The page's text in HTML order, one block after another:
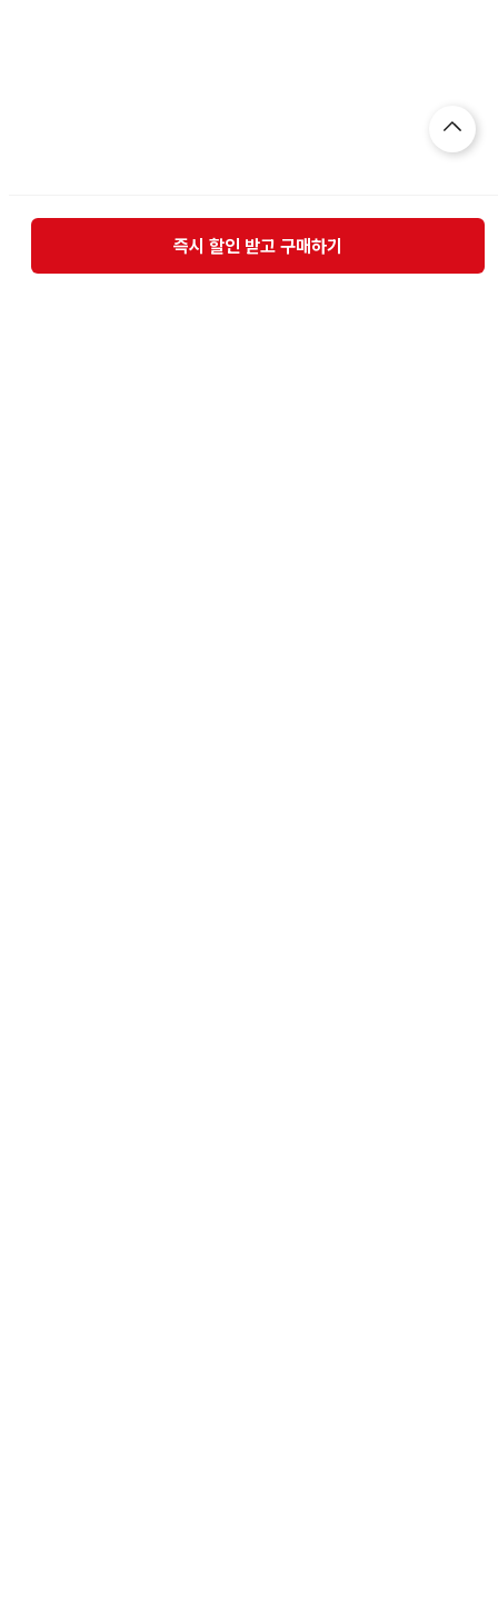
즉시 할인 받고 구매하기